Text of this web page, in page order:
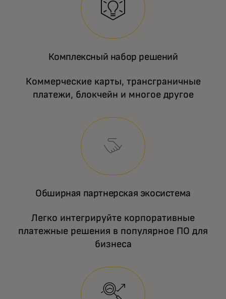
Комплексный набор решений
Коммерческие карты, трансграничные
платежи, блокчейн и многое другое
Обширная партнерская экосистема
Легко интегрируйте корпоративные
платежные решения в популярное ПО для
бизнеса